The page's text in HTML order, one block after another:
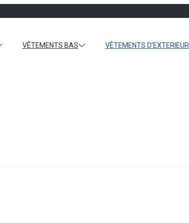
VÊTEMENTS BAS VÊTEMENTS D’EXTERIEUR